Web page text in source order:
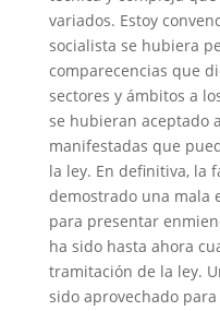
variados. Estoy
socialista se hubiera
comparecencias que
sectores y ámbitos a
se hubieran aceptado
manifestadas que
la ley. En definitiva, la
demostrado una mala
para presentar
ha sido hasta ahora
tramitación de la ley.
sido aprovechado